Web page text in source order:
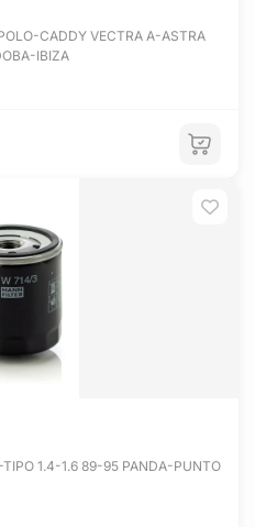
CADDY VECTRA A-ASTRA
IBIZA
1.4-1.6 89-95 PANDA-PUNTO